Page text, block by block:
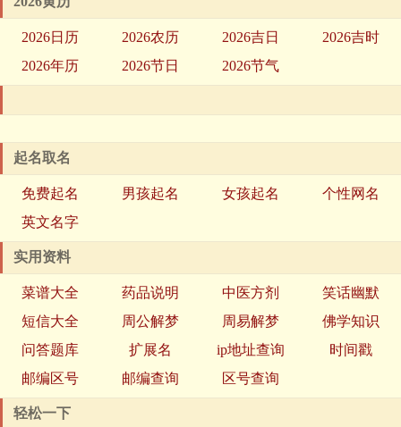
2026日历 2026农历 2026吉日
2026吉时
2026年历
2026节日 2026节气
起名取名
免费起名 男孩起名 女孩起名
个性网名
英文名字
实用资料
菜谱大全 药品说明 中医方剂
笑话幽默
短信大全
周公解梦 周易解梦
佛学知识
问答题库
扩展名 ip地址查询
时间戳
邮编区号
邮编查询 区号查询
轻松一下